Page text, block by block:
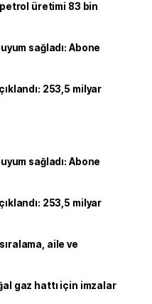
üretimi 83 bin
sağladı: Abone
253,5 milyar
sağladı: Abone
253,5 milyar
aile ve
gaz hattı için imzalar